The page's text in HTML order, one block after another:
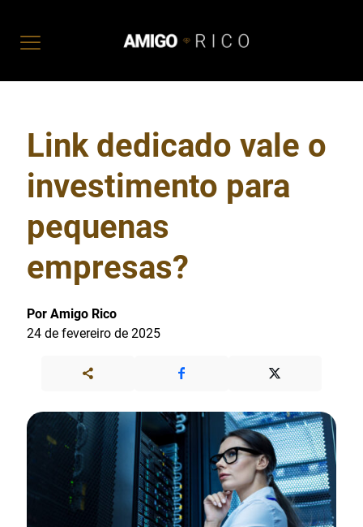
Link dedicado vale o
investimento para
pequenas
empresas?
Por Amigo Rico
24 de fevereiro de 2025